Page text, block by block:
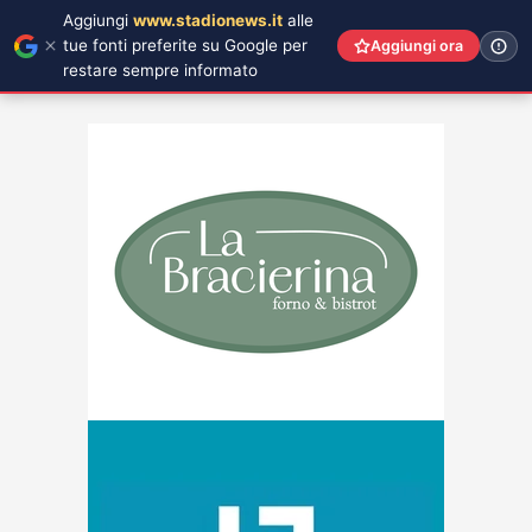
Aggiungi www.stadionews.it alle
tue fonti preferite su Google per
restare sempre informato
Aggiungi ora